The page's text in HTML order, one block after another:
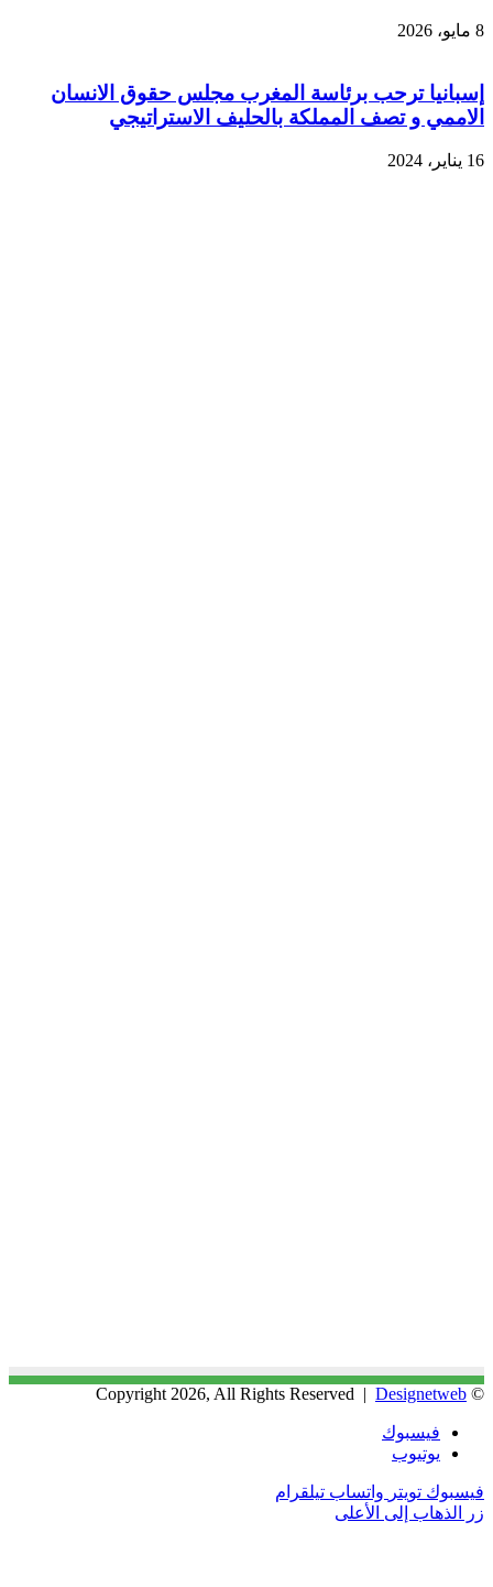
8 مايو، 2026
إسبانيا ترحب برئاسة المغرب مجلس حقوق الانسان
الاممي و تصف المملكة بالحليف الاستراتيجي
16 يناير، 2024
© Copyright 2026, All Rights Reserved |
Designetweb
فيسبوك
يوتيوب
فيسبوك تويتر واتساب تيلقرام
زر الذهاب إلى الأعلى